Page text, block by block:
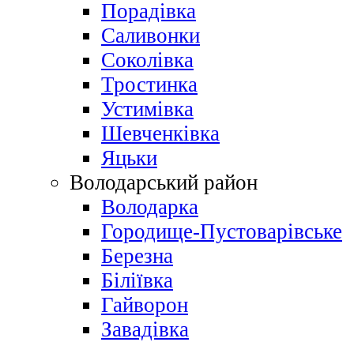
Порадівка
Саливонки
Соколівка
Тростинка
Устимівка
Шевченківка
Яцьки
Володарський район
Володарка
Городище-Пустоварівське
Березна
Біліївка
Гайворон
Завадівка